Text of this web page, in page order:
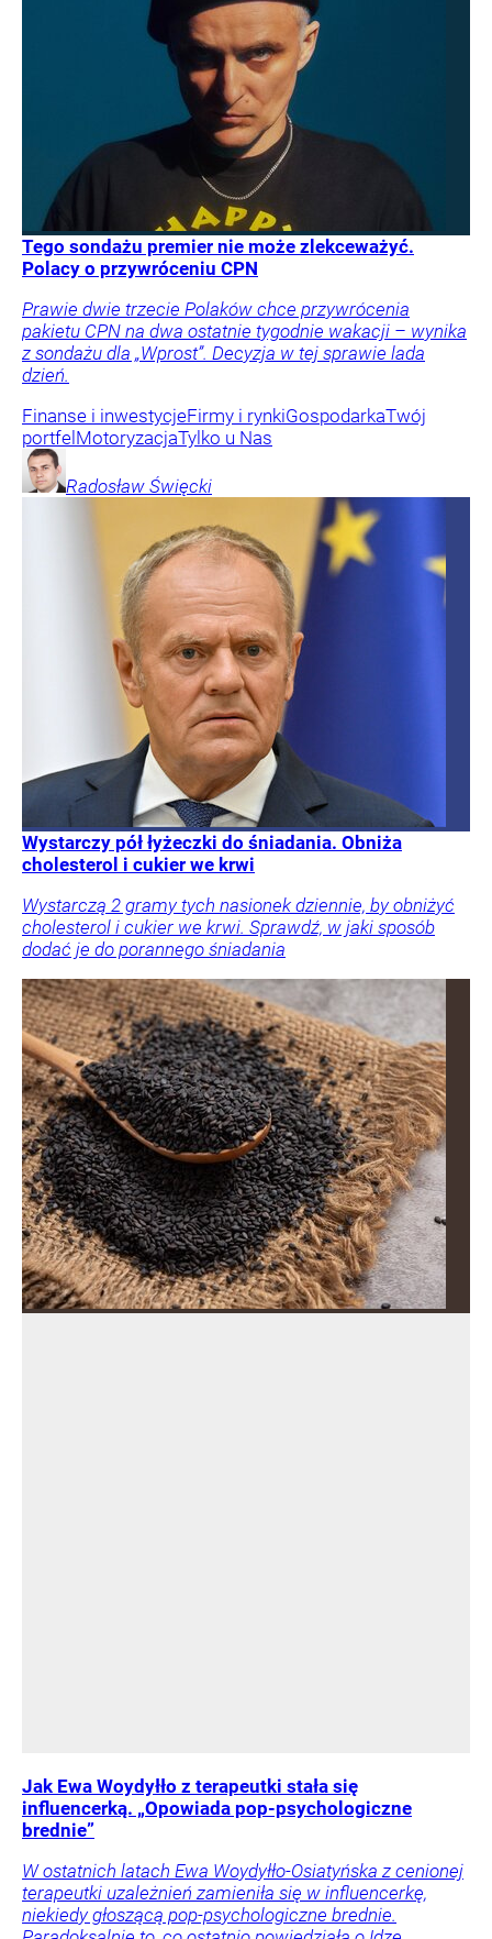
Tego sondażu premier nie może zlekceważyć.
Polacy o przywróceniu CPN
Prawie dwie trzecie Polaków chce przywrócenia
pakietu CPN na dwa ostatnie tygodnie wakacji – wynika
z sondażu dla „Wprost”. Decyzja w tej sprawie lada
dzień.
Finanse i inwestycjeFirmy i rynkiGospodarkaTwój
portfel MotoryzacjaTylko u Nas
Radosław Święcki
Wystarczy pół łyżeczki do śniadania. Obniża
cholesterol i cukier we krwi
Wystarczą 2 gramy tych nasionek dziennie, by obniżyć
cholesterol i cukier we krwi. Sprawdź, w jaki sposób
dodać je do porannego śniadania
Jak Ewa Woydyłło z terapeutki stała się
influencerką. „Opowiada pop-psychologiczne
brednie”
W ostatnich latach Ewa Woydyłło-Osiatyńska z cenionej
terapeutki uzależnień zamieniła się w influencerkę,
niekiedy głoszącą pop-psychologiczne brednie.